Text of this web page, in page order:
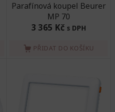
Parafínová koupel Beurer
MP 70
3 365 Kč s DPH
PŘIDAT DO KOŠÍKU